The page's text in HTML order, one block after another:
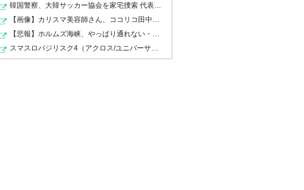
す！ #zelvia
— しむしむCSC
(shimushimuCSC)2022, 4月 27
に！ (funkfujiyama7_8)2022, 4
月 27
できる。#zelvia
— teRu ピエーロ @ しろ
コンニャク (Teru_piero18)
韓国警察、大韓サッカー協会を家宅捜索 代表監督選考巡り
【画像】カリスマ美容師さん、ココリコ田中みたいなチー…
【悲報】ホルムズ海峡、やっぱり通れない・・・・・
スマスロバジリスク4（アクロス/ユニバーサル）